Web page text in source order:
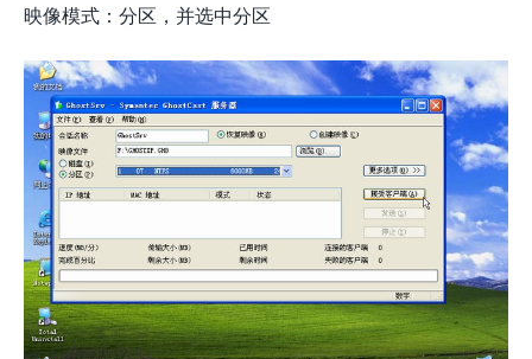
映像模式：分区，并选中分区